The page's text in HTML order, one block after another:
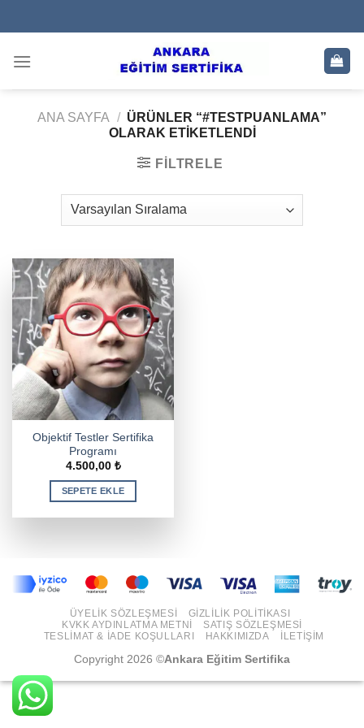
to
ANA SAYFA / ÜRÜNLER “#TESTPUANLAMA”
OLARAK ETIKETLENDI
FILTRELE
Objektif Testler Sertifika
Programı
4.500,00 ₺
SEPETE EKLE
ÜYELIK SÖZLEŞMESI
GIZLILIK POLITIKASI
KVKK AYDINLATMA METNI
SATIŞ SÖZLEŞMESI
TESLIMAT & İADE KOŞULLARI
HAKKIMIZDA İLETIŞIM
Copyright 2026 ©Ankara Eğitim Sertifika